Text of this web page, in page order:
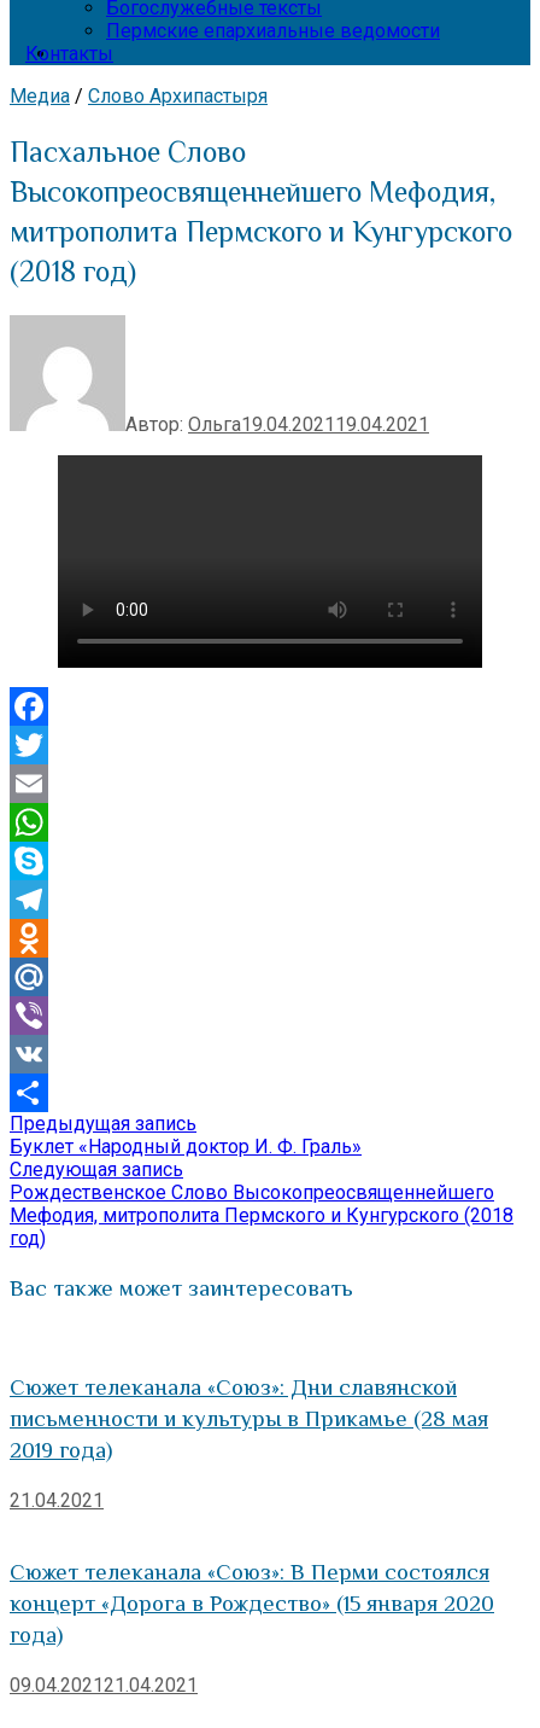
Богослужебные тексты
Пермские епархиальные ведомости
Контакты
Медиа / Слово Архипастыря
Пасхальное Слово
Высокопреосвященнейшего Мефодия,
митрополита Пермского и Кунгурского
(2018 год)
Автор: Ольга19.04.2021 19.04.2021
Facebook
Twitter
Email
WhatsApp
Skype
Telegram
Odnoklassniki
Mail.Ru
Viber
VK
Отправить
Навигация
по
записям
Предыдущая запись
запись:
Буклет «Народный доктор И. Ф. Граль»
Следующая запись
запись:
Рождественское Слово Высокопреосвященнейшего
Мефодия, митрополита Пермского и Кунгурского (2018
год)
Вас также может заинтересовать
Сюжет телеканала «Союз»: Дни славянской
письменности и культуры в Прикамье (28 мая
2019 года)
21.04.2021
Сюжет телеканала «Союз»: В Перми состоялся
концерт «Дорога в Рождество» (15 января 2020
года)
09.04.202121.04.2021